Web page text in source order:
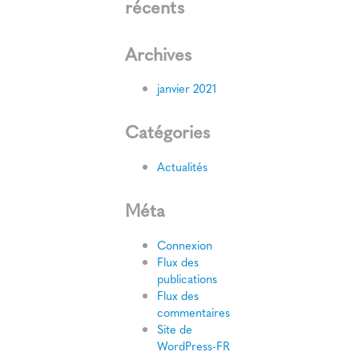
récents
Archives
janvier 2021
Catégories
Actualités
Méta
Connexion
Flux des
publications
Flux des
commentaires
Site de
WordPress-FR